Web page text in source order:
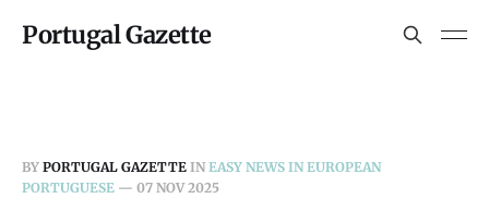
Portugal Gazette
BY PORTUGAL GAZETTE IN EASY NEWS IN EUROPEAN
PORTUGUESE — 07 NOV 2025